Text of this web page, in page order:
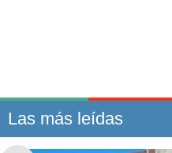
Las más leídas